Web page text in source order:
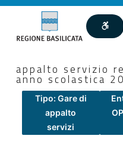
appalto servizio
anno scolastica
Tipo: Gare di
appalto
servizi